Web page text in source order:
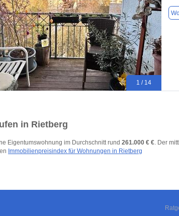
1 / 14
in Rietberg
Eigentumswohnung im Durchschnitt rund 261.000 € €. Der
Immobilienpreisindex für Wohnungen in Rietberg